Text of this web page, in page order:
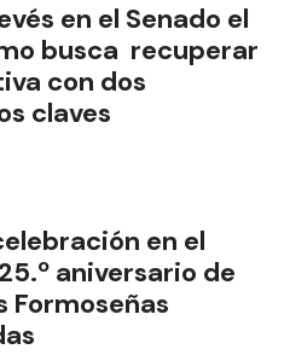
en el Senado el
busca recuperar
con dos
claves
en el
aniversario de
Formoseñas